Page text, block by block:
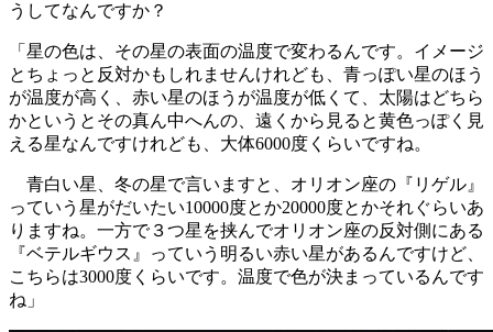
うしてなんですか？
「星の色は、その星の表面の温度で変わるんです。イメージ
とちょっと反対かもしれませんけれども、青っぽい星のほう
が温度が高く、赤い星のほうが温度が低くて、太陽はどちら
かというとその真ん中へんの、遠くから見ると黄色っぽく見
える星なんですけれども、大体6000度くらいですね。
青白い星、冬の星で言いますと、オリオン座の『リゲル』
っていう星がだいたい10000度とか20000度とかそれぐらいあ
りますね。一方で３つ星を挟んでオリオン座の反対側にある
『ベテルギウス』っていう明るい赤い星があるんですけど、
こちらは3000度くらいです。温度で色が決まっているんです
ね」